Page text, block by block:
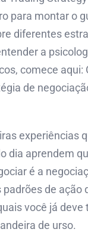
para montar o
diferentes
a
comece aqui:
de
experiências
dia aprendem
é a
padrões de ação
você já deve
de urso.